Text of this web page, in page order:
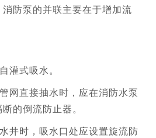
防泵的并联主要在于增加流
式吸水。
直接抽水时，应在消防水泵
的倒流防止器。
时，吸水口处应设置旋流防